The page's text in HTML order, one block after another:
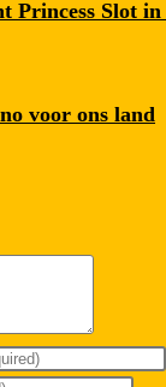
Princess Slot
voor ons land